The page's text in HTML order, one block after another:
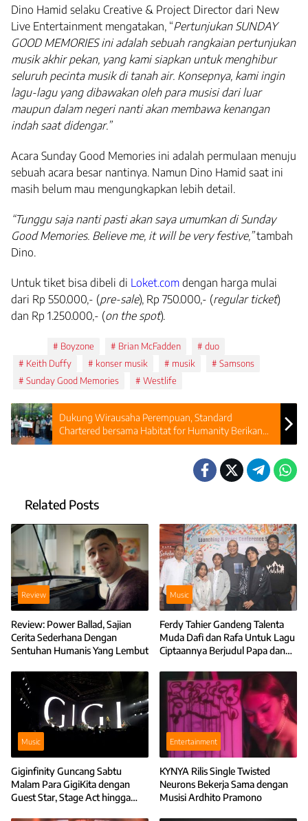
Dino Hamid selaku Creative & Project Director dari New
Live Entertainment mengatakan, “Pertunjukan SUNDAY
GOOD MEMORIESini adalah sebuah rangkaian pertunjukan
musik akhir pekan, yang kami siapkan untuk menghibur
seluruh pecinta musik di tanah air. Konsepnya, kami ingin
lagu-lagu yang dibawakan oleh para musisi dari luar
maupun dalam negeri nanti akan membawa kenangan
indah saat didengar.”
Acara Sunday Good Memories ini adalah permulaan menuju
sebuah acara besar nantinya. Namun Dino Hamid saat ini
masih belum mau mengungkapkan lebih detail.
“Tunggu saja nanti pasti akan saya umumkan di Sunday
Good Memories. Believe me, it will be very festive,”tambah
Dino.
Untuk tiket bisa dibeli di Loket.com dengan harga mulai
dari Rp 550.000,- (pre-sale), Rp 750.000,- (regular ticket)
dan Rp 1.250.000,- (on the spot).
Boyzone Brian McFadden
duo
Keith Duffy
konser musik musik
Samsons
Sunday Good Memories
Westlife
Dukung Wirausaha Perempuan, Standard
Chartered bersama Habitat for Humanity Berikan
Pelatihan Kewirausahaan
Related Posts
Review
Review: Power Ballad, Sajian
Cerita Sederhana Dengan
Sentuhan Humanis Yang Lembut
Music
Ferdy Tahier Gandeng Talenta
Muda Dafi dan Rafa Untuk Lagu
Ciptaannya Berjudul Papa dan
Music
Giginfinity Guncang Sabtu
Malam Para GigiKita dengan
Guest Star, Stage Act hingga
Entertainment
KYNYA Rilis Single Twisted
Neurons Bekerja Sama dengan
Musisi Ardhito Pramono